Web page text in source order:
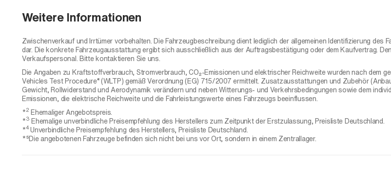
Weitere Informationen
Zwischenverkauf und Irrtümer vorbehalten. Die Fahrzeugbeschreibung dient lediglich der allgemeinen Identifizierung
dar. Die konkrete Fahrzeugausstattung ergibt sich ausschließlich aus der Auftragsbestätigung oder dem Kaufvertrag.
Verkaufspersonal. Bitte kontaktieren Sie uns.
Die Angaben zu Kraftstoffverbrauch, Stromverbrauch, CO₂-Emissionen und elektrischer Reichweite wurden nach dem
Vehicles Test Procedure“ (WLTP) gemäß Verordnung (EG) 715/2007 ermittelt. Zusatzausstattungen und Zubehör
Gewicht, Rollwiderstand und Aerodynamik verändern und neben Witterungs- und Verkehrsbedingungen sowie dem
Emissionen, die elektrische Reichweite und die Fahrleistungswerte eines Fahrzeugs beeinflussen.
*2 Ehemaliger Angebotspreis.
*3 Ehemalige unverbindliche Preisempfehlung des Herstellers zum Zeitpunkt der Erstzulassung, Preisliste Deutschland.
*4Unverbindliche Preisempfehlung des Herstellers, Preisliste Deutschland.
*⁵Die angebotenen Fahrzeuge befinden sich nicht bei uns vor Ort, sondern in einem Zentrallager.